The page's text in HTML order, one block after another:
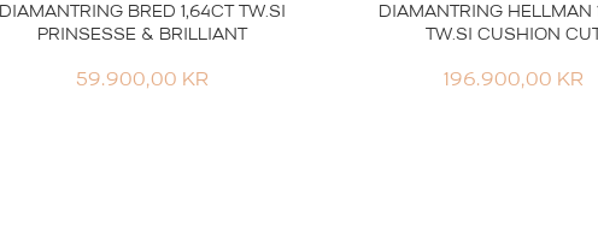
DIAMANTRING BRED 1,64CT TW.SI
PRINSESSE & BRILLIANT
59.900,00 KR
DIAMANTRING HELLMAN
TW.SI CUSHION CUT
196.900,00 KR